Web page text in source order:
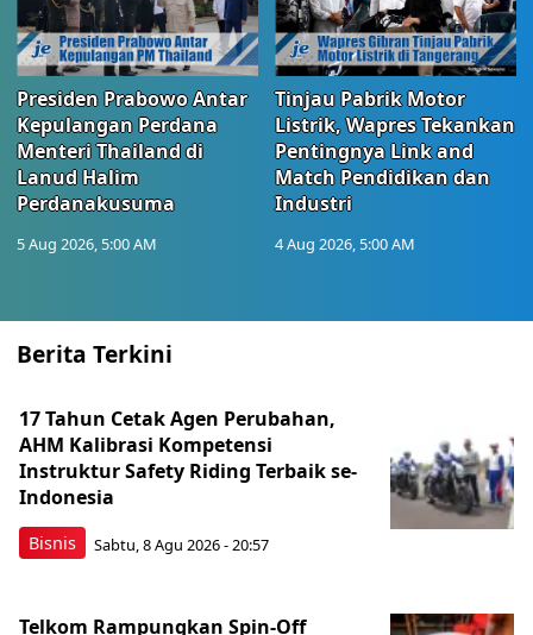
Presiden Prabowo Antar
Kepulangan Perdana
Menteri Thailand di
Lanud Halim
Perdanakusuma
5 Aug 2026, 5:00 AM
Tinjau Pabrik Motor
Listrik, Wapres Tekankan
Pentingnya Link and
Match Pendidikan dan
Industri
4 Aug 2026, 5:00 AM
Berita Terkini
Bisnis
17 Tahun Cetak Agen Perubahan,
AHM Kalibrasi Kompetensi
Instruktur Safety Riding Terbaik se-
Indonesia
Sabtu, 8 Agu 2026 - 20:57
Telkom Rampungkan Spin-Off